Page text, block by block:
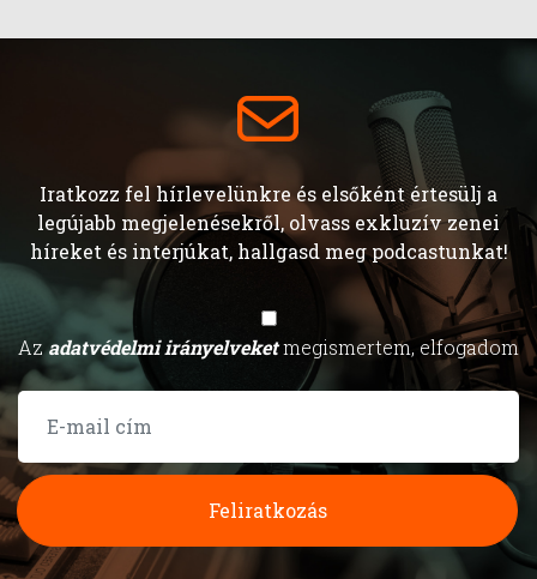
Iratkozz fel hírlevelünkre és elsőként értesülj a
legújabb megjelenésekről, olvass exkluzív zenei
híreket és interjúkat, hallgasd meg podcastunkat!
Azadatvédelmi irányelveketmegismertem, elfogadom
Feliratkozás